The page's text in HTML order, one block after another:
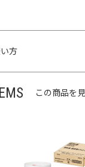
方
この商品を